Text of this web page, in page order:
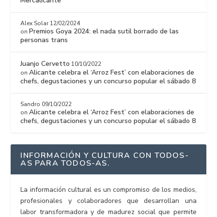
Alex Solar 12/02/2024
on Premios Goya 2024: el nada sutil borrado de las
personas trans
Juanjo Cervetto 10/10/2022
onAlicante celebra el ‘Arroz Fest’ con elaboraciones de
chefs, degustaciones y un concurso popular el sábado 8
Sandro 09/10/2022
onAlicante celebra el ‘Arroz Fest’ con elaboraciones de
chefs, degustaciones y un concurso popular el sábado 8
INFORMACIÓN Y CULTURA CON TODOS-
AS PARA TODOS-AS.
La información cultural es un compromiso de los medios,
profesionales y colaboradores que desarrollan una
labor transformadora y de madurez social que permite